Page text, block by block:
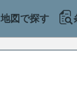
地図で探す